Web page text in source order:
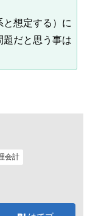
と想定する）に
題だと思う事は
会計